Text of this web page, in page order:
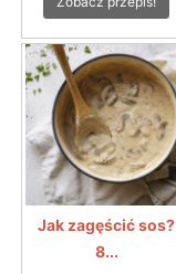
Jak zagęścić sos?
8...